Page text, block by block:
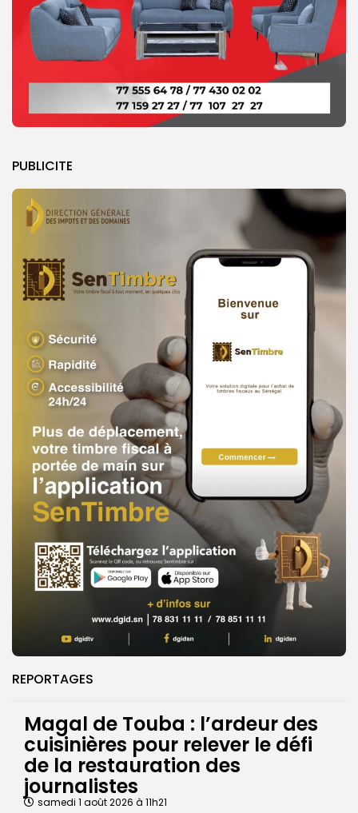
PUBLICITE
REPORTAGES
Magal de Touba : l’ardeur des
cuisinières pour relever le défi
de la restauration des
journalistes
samedi 1 août 2026 à 11h21